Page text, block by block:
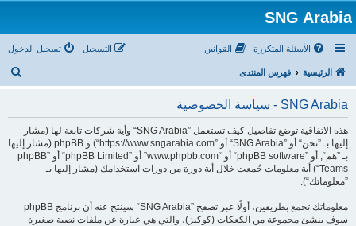
SNG Arabia
الأسئلة المتكررة القوانين تسجيل الدخول التسجيل
الرئيسية فهرس المنتدى
SNG Arabia - سياسة الخصوصية
هذه الاتفاقية توضع تفاصيل كيف تستعمل ”SNG Arabia“ وأية شركات تابعة لها (مشار
إليها بـ ”نحن“ أو ”SNG Arabia“ أو ”https://www.sngarabia.com“) و phpBB (مشار إليها
بـ ”هم“, أو ”phpBB software“ أو “www.phpbb.com” أو ”phpBB Limited“ أو ”phpBB
Teams“) أية معلومات جُمعت خلال أية دورة من دورات استخدامك (مشار إليها بـ
”معلوماتك“).
معلوماتك تجمع بطريقين، أولًا عبر تصفح ”SNG Arabia“ سينتج عنه أن برنامج phpBB
سوف ينشئ مجموعة من الكعكات (كوكيز)، والتي هي عبارة عن ملفات نصية صغيرة